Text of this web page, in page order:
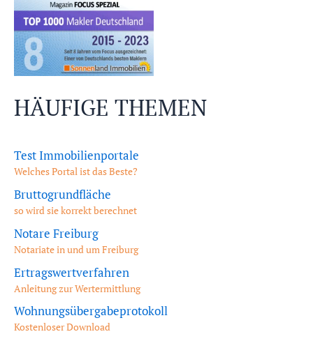
HÄUFIGE THEMEN
Test Immobilienportale
Welches Portal ist das Beste?
Bruttogrundfläche
so wird sie korrekt berechnet
Notare Freiburg
Notariate in und um Freiburg
Ertragswertverfahren
Anleitung zur Wertermittlung
Wohnungsübergabeprotokoll
Kostenloser Download